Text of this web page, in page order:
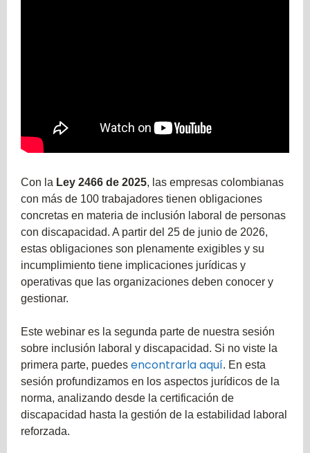
Con la Ley 2466 de 2025, las empresas colombianas
con más de 100 trabajadores tienen obligaciones
concretas en materia de inclusión laboral de personas
con discapacidad. A partir del 25 de junio de 2026,
estas obligaciones son plenamente exigibles y su
incumplimiento tiene implicaciones jurídicas y
operativas que las organizaciones deben conocer y
gestionar.
Este webinar es la segunda parte de nuestra sesión
sobre inclusión laboral y discapacidad. Si no viste la
primera parte, puedes encontrarla aquí. En esta
sesión profundizamos en los aspectos jurídicos de la
norma, analizando desde la certificación de
discapacidad hasta la gestión de la estabilidad laboral
reforzada.